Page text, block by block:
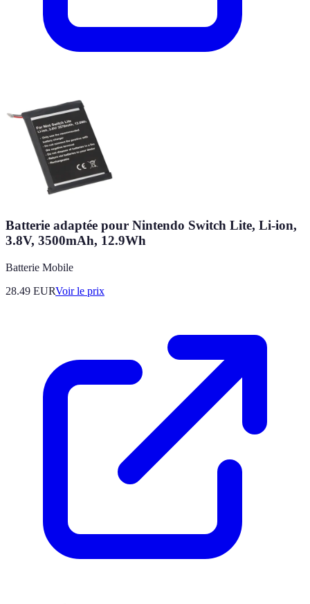
Batterie adaptée pour Nintendo Switch Lite, Li-ion,
3.8V, 3500mAh, 12.9Wh
Batterie Mobile
28.49 EURVoir le prix